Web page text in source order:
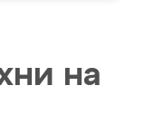
на